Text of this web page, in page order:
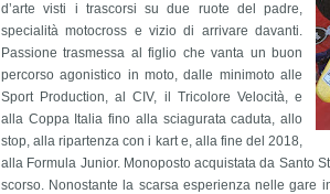
d’arte visti i trascorsi su due ruote del padre,
specialità motocross e vizio di arrivare davanti.
Passione trasmessa al figlio che vanta un buon
percorso agonistico in moto, dalle minimoto alle
Sport Production, al CIV, il Tricolore Velocità, e
alla Coppa Italia fino alla sciagurata caduta, allo
stop, alla ripartenza con i kart e, alla fine del 2018,
alla Formula Junior. Monoposto acquistata da Santo
scorso. Nonostante la scarsa esperienza nelle gare